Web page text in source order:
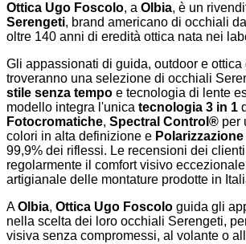
Ottica Ugo Foscolo, a Olbia, è un
Serengeti, brand americano di occhiali
oltre 140 anni di eredità ottica nata nei
Gli appassionati di guida, outdoor e
troveranno una selezione di occhiali
stile senza tempo e tecnologia di lente
modello integra l'unica tecnologia 3 in 1
Fotocromatiche, Spectral Control® per
colori in alta definizione e Polarizzazione
99,9% dei riflessi. Le recensioni dei
regolarmente il comfort visivo
artigianale delle montature prodotte in
AOlbia, Ottica Ugo Foscolo guida gli
nella scelta dei loro occhiali Serengeti,
visiva senza compromessi, al volante o